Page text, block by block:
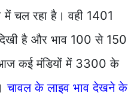
में चल रहा है। वही 1401
है और भाव 100 से 150
कई मंडियों में 3300 के
चावल के लाइव भाव देखने के